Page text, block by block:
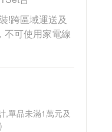
!跨區域運送及
不可使用家電線
,單品未滿1萬元及